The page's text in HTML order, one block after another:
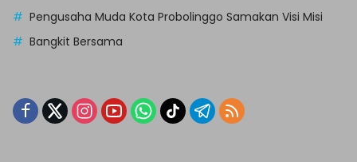
Pengusaha Muda Kota Probolinggo Samakan Visi Misi
Bangkit Bersama